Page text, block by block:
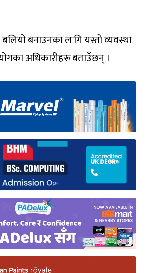
बनाउनका लागि यस्तो व्यवस्था
अधिकारीहरू बताउँछन् ।